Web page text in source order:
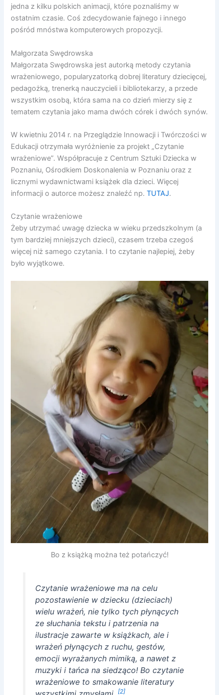
jedna z kilku polskich animacji, które poznaliśmy w
ostatnim czasie. Coś zdecydowanie fajnego i innego
pośród mnóstwa komputerowych propozycji.
Małgorzata Swędrowska
Małgorzata Swędrowska jest autorką metody czytania
wrażeniowego, popularyzatorką dobrej literatury dziecięcej,
pedagożką, trenerką nauczycieli i bibliotekarzy, a przede
wszystkim osobą, która sama na co dzień mierzy się z
tematem czytania jako mama dwóch córek i dwóch synów.
W kwietniu 2014 r. na Przeglądzie Innowacji i Twórczości w
Edukacji otrzymała wyróżnienie za projekt „Czytanie
wrażeniowe”. Współpracuje z Centrum Sztuki Dziecka w
Poznaniu, Ośrodkiem Doskonalenia w Poznaniu oraz z
licznymi wydawnictwami książek dla dzieci. Więcej
informacji o autorce możesz znaleźć np.TUTAJ.
Czytanie wrażeniowe
Żeby utrzymać uwagę dziecka w wieku przedszkolnym (a
tym bardziej mniejszych dzieci), czasem trzeba czegoś
więcej niż samego czytania. I to czytanie najlepiej, żeby
było wyjątkowe.
Bo z książką można też potańczyć!
Czytanie wrażeniowe ma na celu
pozostawienie w dziecku (dzieciach)
wielu wrażeń, nie tylko tych płynących
ze słuchania tekstu i patrzenia na
ilustracje zawarte w książkach, ale i
wrażeń płynących z ruchu, gestów,
emocji wyrażanych mimiką, a nawet z
muzyki i tańca na siedząco! Bo czytanie
wrażeniowe to smakowanie literatury
[2]